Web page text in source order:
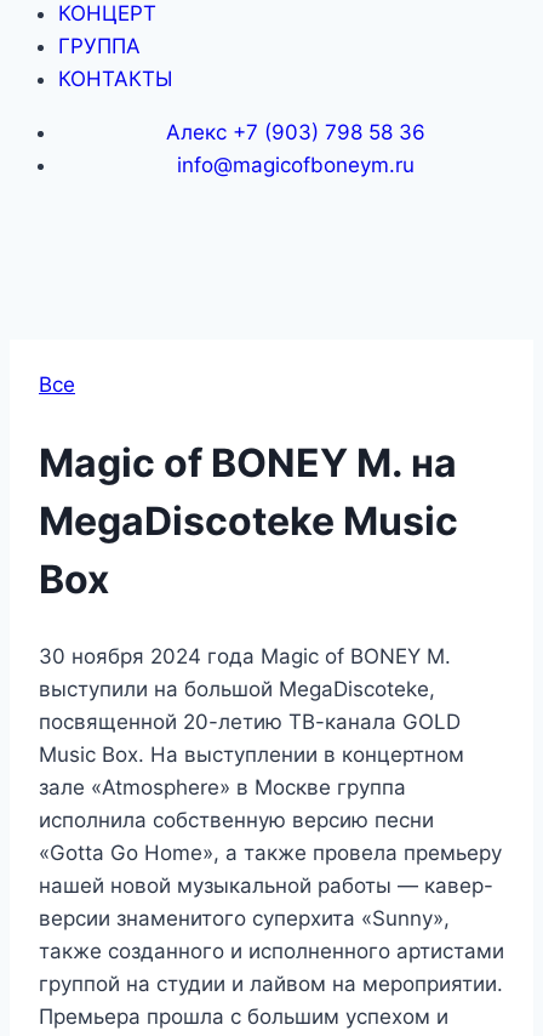
КОНЦЕРТ
ГРУППА
КОНТАКТЫ
Алекс +7 (903) 798 58 36
info@magicofboneym.ru
Все
Magic of BONEY M. на
MegaDiscoteke Music
Box
30 ноября 2024 года Magic of BONEY M.
выступили на большой MegaDiscoteke,
посвященной 20-летию ТВ-канала GOLD
Music Box. На выступлении в концертном
зале «Atmosphere» в Москве группа
исполнила собственную версию песни
«Gotta Go Home», а также провела премьеру
нашей новой музыкальной работы — кавер-
версии знаменитого суперхита «Sunny»,
также созданного и исполненного артистами
группой на студии и лайвом на мероприятии.
Премьера прошла с большим успехом и